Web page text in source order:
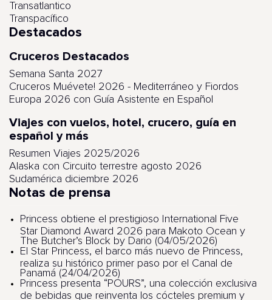
Transatlantico
Transpacífico
Destacados
Cruceros Destacados
Semana Santa 2027
Cruceros Muévete! 2026 - Mediterráneo y Fiordos
Europa 2026 con Guía Asistente en Español
Viajes con vuelos, hotel, crucero, guía en
español y más
Resumen Viajes 2025/2026
Alaska con Circuito terrestre agosto 2026
Sudamérica diciembre 2026
Notas de prensa
Princess obtiene el prestigioso International Five
Star Diamond Award 2026 para Makoto Ocean y
The Butcher’s Block by Dario (04/05/2026)
El Star Princess, el barco más nuevo de Princess,
realiza su histórico primer paso por el Canal de
Panamá (24/04/2026)
Princess presenta “POURS”, una colección exclusiva
de bebidas que reinventa los cócteles premium y